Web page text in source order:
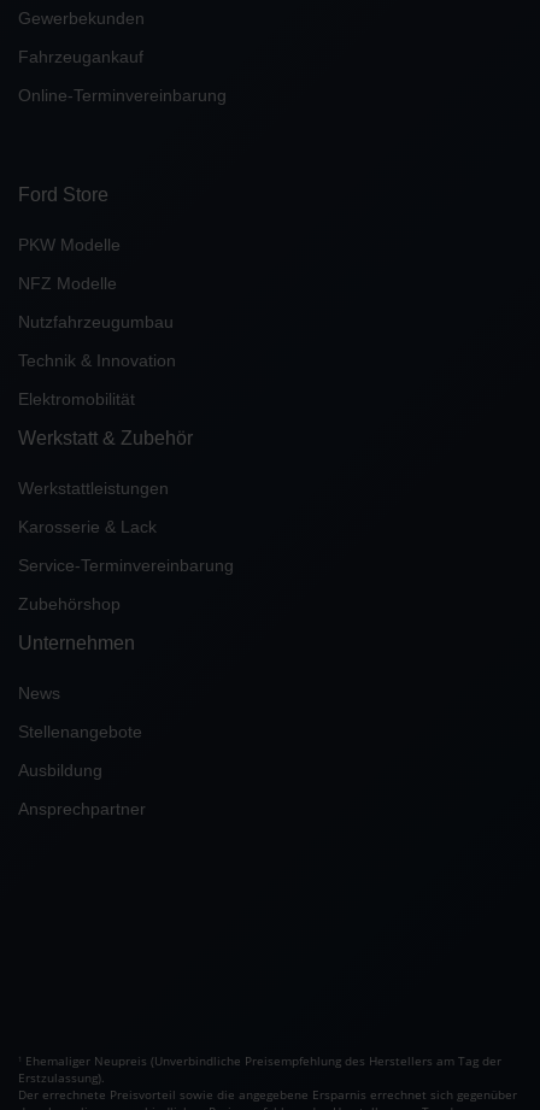
Gewerbekunden
Fahrzeugankauf
Online-Terminvereinbarung
Ford Store
PKW Modelle
NFZ Modelle
Nutzfahrzeugumbau
Technik & Innovation
Elektromobilität
Werkstatt & Zubehör
Werkstattleistungen
Karosserie & Lack
Service-Terminvereinbarung
Zubehörshop
Unternehmen
News
Stellenangebote
Ausbildung
Ansprechpartner
1 Ehemaliger Neupreis (Unverbindliche Preisempfehlung des Herstellers am Tag der
Erstzulassung).
Der errechnete Preisvorteil sowie die angegebene Ersparnis errechnet sich gegenüber